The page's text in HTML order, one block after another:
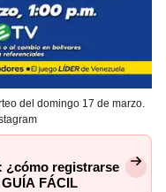
del domingo 17 de marzo.
¿cómo registrarse
FÁCIL